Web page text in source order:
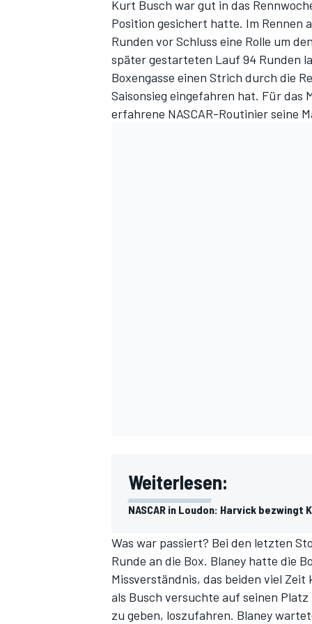
SPORTWAGEN
Kurt Busch war gut in das
Position gesichert hatte. Im Rennen
Runden vor Schluss eine Rolle um
später gestarteten Lauf 94 Runden
Boxengasse einen Strich durch die
Saisonsieg eingefahren hat. Für das
erfahrene NASCAR-Routinier seine
Weiterlesen:
NASCAR in Loudon: Harvick bezwingt
Was war passiert? Bei den letzten
Runde an die Box. Blaney hatte die
Missverständnis, das beiden viel
als Busch versuchte auf seinen
zu geben, loszufahren. Blaney